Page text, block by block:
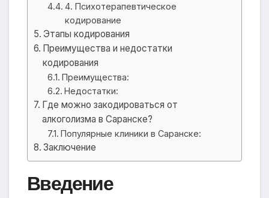
4. Психотерапевтическое
кодирование
Этапы кодирования
Преимущества и недостатки
кодирования
Преимущества:
Недостатки:
Где можно закодироваться от
алкоголизма в Саранске?
Популярные клиники в Саранске:
Заключение
Введение